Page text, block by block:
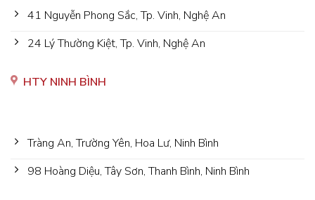
41 Nguyễn Phong Sắc, Tp. Vinh, Nghệ An
24 Lý Thường Kiệt, Tp. Vinh, Nghệ An
HTY NINH BÌNH
Tràng An, Trường Yên, Hoa Lư, Ninh Bình
98 Hoàng Diệu, Tây Sơn, Thanh Bình, Ninh Bình